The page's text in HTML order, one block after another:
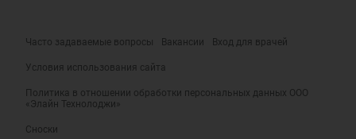
Часто задаваемые вопросы Вакансии Вход для врачей
Условия использования сайта
Политика в отношении обработки персональных данных ООО
«Элайн Технолоджи»
Сноски